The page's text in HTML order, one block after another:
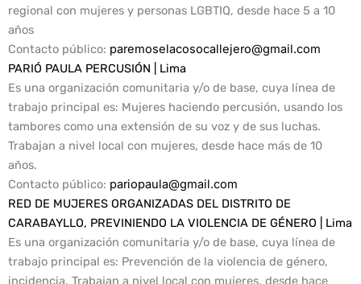
regional con mujeres y personas LGBTIQ, desde hace 5 a 10
años
Contacto público: paremoselacosocallejero@gmail.com
PARIÓ PAULA PERCUSIÓN | Lima
Es una organización comunitaria y/o de base, cuya línea de
trabajo principal es: Mujeres haciendo percusión, usando los
tambores como una extensión de su voz y de sus luchas.
Trabajan a nivel local con mujeres, desde hace más de 10
años.
Contacto público: pariopaula@gmail.com
RED DE MUJERES ORGANIZADAS DEL DISTRITO DE
CARABAYLLO, PREVINIENDO LA VIOLENCIA DE GÉNERO | Lima
Es una organización comunitaria y/o de base, cuya línea de
trabajo principal es: Prevención de la violencia de género,
incidencia. Trabajan a nivel local con mujeres, desde hace